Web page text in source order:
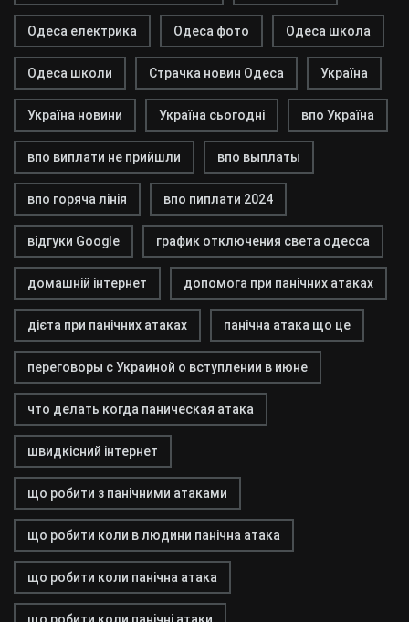
Одеса електрика Одеса фото Одеса школа
Одеса школи Страчка новин Одеса Україна
Україна новини Україна сьогодні впо Україна
впо виплати не прийшли впо выплаты
впо горяча лінія впо пиплати 2024
відгуки Google график отключения света одесса
домашній інтернет допомога при панічних атаках
дієта при панічних атаках панічна атака що це
переговоры с Украиной о вступлении в июне
что делать когда паническая атака
швидкісний інтернет
що робити з панічними атаками
що робити коли в людини панічна атака
що робити коли панічна атака